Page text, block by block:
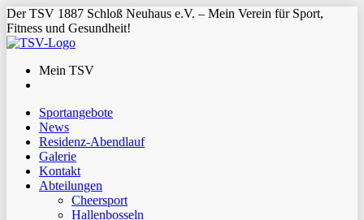
Der TSV 1887 Schloß Neuhaus e.V. – Mein Verein für Sport,
Fitness und Gesundheit!
Mein TSV
Sportangebote
News
Residenz-Abendlauf
Galerie
Kontakt
Abteilungen
Cheersport
Hallenbosseln